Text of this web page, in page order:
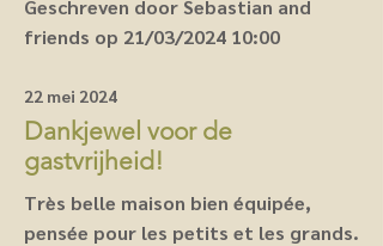
Geschreven door Sebastian and
friends op 21/03/2024 10:00
22 mei 2024
Dankjewel voor de
gastvrijheid!
Très belle maison bien équipée,
pensée pour les petits et les grands.